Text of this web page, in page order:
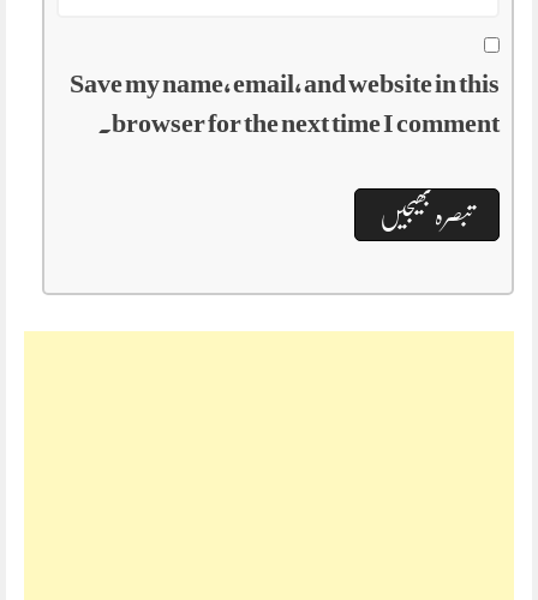
Save my name, email, and website in this
browser for the next time I comment.